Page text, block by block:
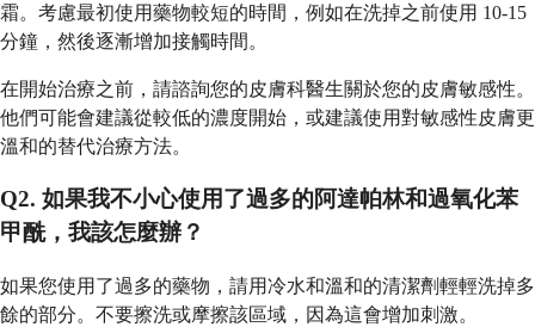
霜。考慮最初使用藥物較短的時間，例如在洗掉之前使用 10-15
分鐘，然後逐漸增加接觸時間。
在開始治療之前，請諮詢您的皮膚科醫生關於您的皮膚敏感性。
他們可能會建議從較低的濃度開始，或建議使用對敏感性皮膚更
溫和的替代治療方法。
Q2. 如果我不小心使用了過多的阿達帕林和過氧化苯
甲酰，我該怎麼辦？
如果您使用了過多的藥物，請用冷水和溫和的清潔劑輕輕洗掉多
餘的部分。不要擦洗或摩擦該區域，因為這會增加刺激。